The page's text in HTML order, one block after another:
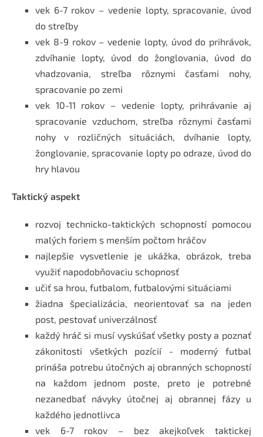
vek 6-7 rokov – vedenie lopty, spracovanie, úvod
do streľby
vek 8-9 rokov – vedenie lopty, úvod do prihrávok,
zdvíhanie lopty, úvod do žonglovania, úvod do
vhadzovania, streľba rôznymi časťami nohy,
spracovanie po zemi
vek 10-11 rokov – vedenie lopty, prihrávanie aj
spracovanie vzduchom, streľba rôznymi časťami
nohy v rozličných situáciách, dvíhanie lopty,
žonglovanie, spracovanie lopty po odraze, úvod do
hry hlavou
Taktický aspekt
rozvoj technicko-taktických schopností pomocou
malých foriem s menším počtom hráčov
najlepšie vysvetlenie je ukážka, obrázok, treba
využiť napodobňovaciu schopnosť
učiť sa hrou, futbalom, futbalovými situáciami
žiadna špecializácia, neorientovať sa na jeden
post, pestovať univerzálnosť
každý hráč si musí vyskúšať všetky posty a poznať
zákonitosti všetkých pozícií - moderný futbal
prináša potrebu útočných aj obranných schopností
na každom jednom poste, preto je potrebné
nezanedbať návyky útočnej aj obrannej fázy u
každého jednotlivca
vek 6-7 rokov – bez akejkoľvek taktickej